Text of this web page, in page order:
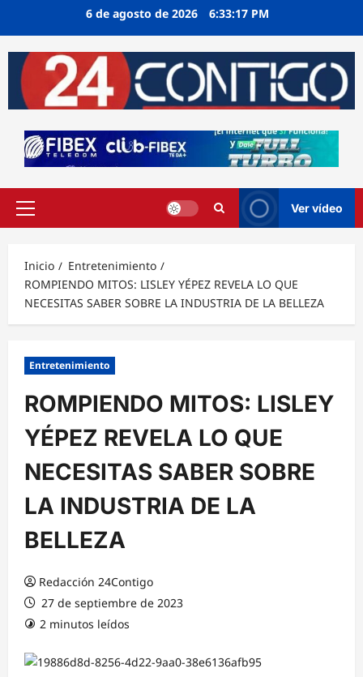
6 de agosto de 2026 6:33:18 PM
Menú
Ver vídeo
Inicio
Entretenimiento
ROMPIENDO MITOS: LISLEY YÉPEZ REVELA LO QUE
NECESITAS SABER SOBRE LA INDUSTRIA DE LA BELLEZA
Entretenimiento
ROMPIENDO MITOS: LISLEY
YÉPEZ REVELA LO QUE
NECESITAS SABER SOBRE
LA INDUSTRIA DE LA
BELLEZA
Redacción 24Contigo
27 de septiembre de 2023
2 minutos leídos